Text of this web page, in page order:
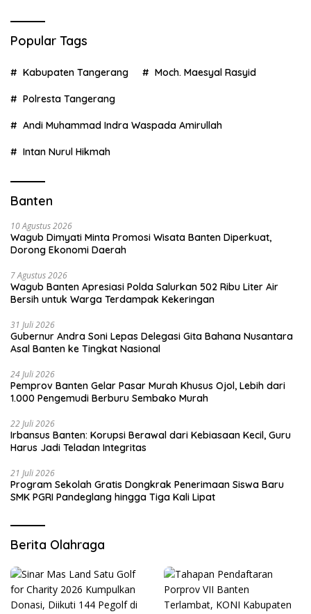
Popular Tags
Kabupaten Tangerang Moch. Maesyal Rasyid
Polresta Tangerang
Andi Muhammad Indra Waspada Amirullah
Intan Nurul Hikmah
Banten
10 Agustus 2026
Wagub Dimyati Minta Promosi Wisata Banten Diperkuat,
Dorong Ekonomi Daerah
7 Agustus 2026
Wagub Banten Apresiasi Polda Salurkan 502 Ribu Liter Air
Bersih untuk Warga Terdampak Kekeringan
31 Juli 2026
Gubernur Andra Soni Lepas Delegasi Gita Bahana Nusantara
Asal Banten ke Tingkat Nasional
24 Juli 2026
Pemprov Banten Gelar Pasar Murah Khusus Ojol, Lebih dari
1.000 Pengemudi Berburu Sembako Murah
22 Juli 2026
Irbansus Banten: Korupsi Berawal dari Kebiasaan Kecil, Guru
Harus Jadi Teladan Integritas
21 Juli 2026
Program Sekolah Gratis Dongkrak Penerimaan Siswa Baru
SMK PGRI Pandeglang hingga Tiga Kali Lipat
Berita Olahraga